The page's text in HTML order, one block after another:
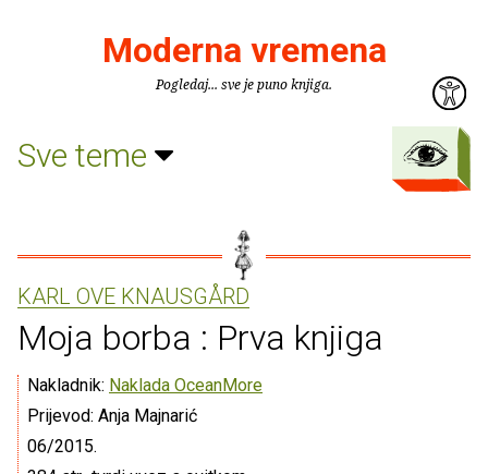
Moderna vremena
Pogledaj... sve je puno knjiga.
Sve teme
KARL OVE KNAUSGÅRD
Moja borba : Prva knjiga
Nakladnik: Naklada OceanMore
Prijevod: Anja Majnarić
06/2015.